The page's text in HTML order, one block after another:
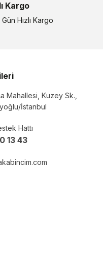
Kargo
Gün Hızlı Kargo
Mahallesi, Kuzey Sk.,
İstanbul
Hattı
13 43